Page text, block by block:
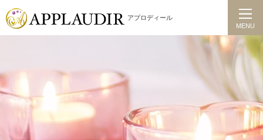
アプロディール
MENU